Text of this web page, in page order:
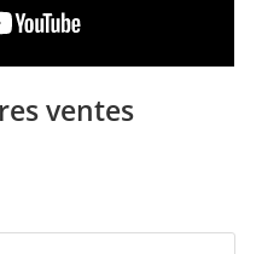
ventes